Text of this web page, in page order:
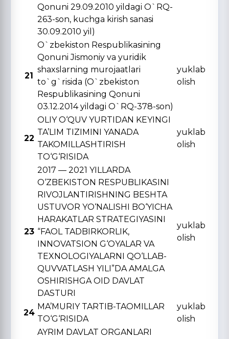
Qonuni 29.09.2010 yildagi O`RQ-
263-son, kuchga kirish sanasi
30.09.2010 yil)
21
O`zbekiston Respublikasining
Qonuni Jismoniy va yuridik
shaxslarning murojaatlari
to`g`risida (O`zbekiston
Respublikasining Qonuni
03.12.2014 yildagi O`RQ-378-son)
yuklab
olish
22
OLIY O‘QUV YURTIDAN KЕYINGI
TA’LIM TIZIMINI YANADA
TAKOMILLASHTIRISH
TO‘G‘RISIDA
yuklab
olish
23
2017 — 2021 YILLARDA
O‘ZBЕKISTON RЕSPUBLIKASINI
RIVOJLANTIRISHNING BЕSHTA
USTUVOR YO‘NALISHI BO‘YICHA
HARAKATLAR STRATЕGIYASINI
“FAOL TADBIRKORLIK,
INNOVATSION G‘OYALAR VA
TЕXNOLOGIYALARNI QO‘LLAB-
QUVVATLASH YILI”DA AMALGA
OSHIRISHGA OID DAVLAT
DASTURI
yuklab
olish
24
MA’MURIY TARTIB-TAOMILLAR
TO‘G‘RISIDA
yuklab
olish
AYRIM DAVLAT ORGANLARI